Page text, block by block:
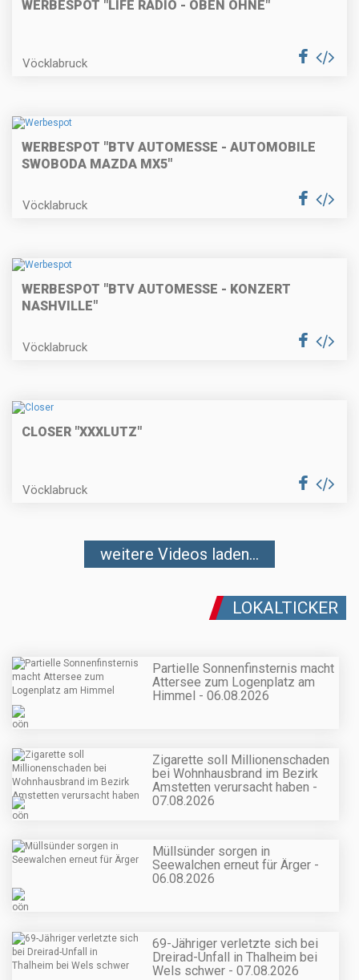
WERBESPOT "LIFE RADIO - OBEN OHNE"
Vöcklabruck
WERBESPOT "BTV AUTOMESSE - AUTOMOBILE
SWOBODA MAZDA MX5"
Vöcklabruck
WERBESPOT "BTV AUTOMESSE - KONZERT
NASHVILLE"
Vöcklabruck
CLOSER "XXXLUTZ"
Vöcklabruck
weitere Videos laden...
LOKALTICKER
Partielle Sonnenfinsternis macht
Attersee zum Logenplatz am
Himmel - 06.08.2026
Zigarette soll Millionenschaden
bei Wohnhausbrand im Bezirk
Amstetten verursacht haben -
07.08.2026
Müllsünder sorgen in
Seewalchen erneut für Ärger -
06.08.2026
69-Jähriger verletzte sich bei
Dreirad-Unfall in Thalheim bei
Wels schwer - 07.08.2026